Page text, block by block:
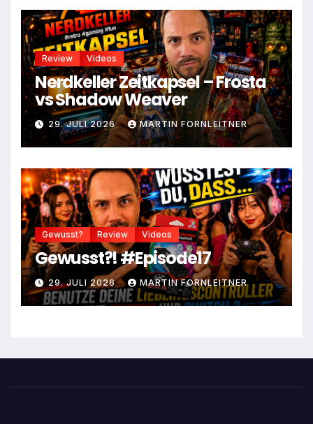
Review Videos
Nerdkeller Zeitkapsel – Frosta
vs Shadow Weaver
29. JULI 2026 MARTIN FORNLEITNER
Gewusst? Review Videos
Gewusst?! #Episode17
29. JULI 2026 MARTIN FORNLEITNER